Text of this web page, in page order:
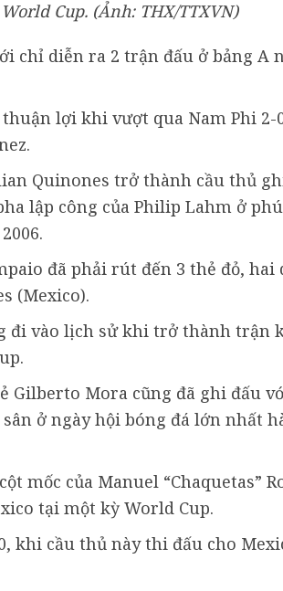
Cup. (Ảnh: THX/TTXVN)
chỉ diễn ra 2 trận đấu ở bảng A
lợi khi vượt qua Nam Phi 2-
Quinones trở thành cầu thủ
lập công của Philip Lahm ở
đã phải rút đến 3 thẻ đỏ, hai
(Mexico).
đi vào lịch sử khi trở thành trận
Gilberto Mora cũng đã ghi đấu
ở ngày hội bóng đá lớn nhất
mốc của Manuel “Chaquetas”
tại một kỳ World Cup.
khi cầu thủ này thi đấu cho